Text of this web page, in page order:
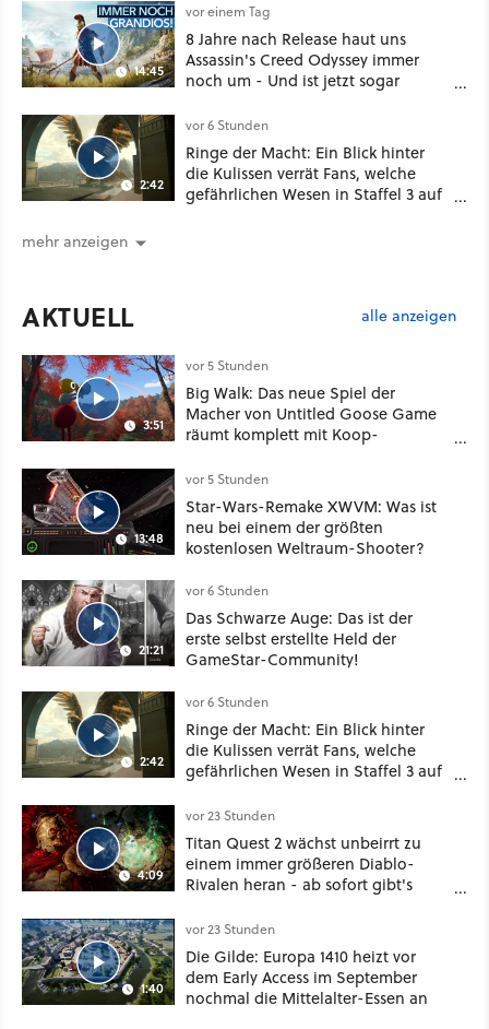
14:45
vor einem Tag
8 Jahre nach Release haut uns
Assassin's Creed Odyssey immer
noch um - Und ist jetzt sogar
2:42
vor 6 Stunden
Ringe der Macht: Ein Blick hinter
die Kulissen verrät Fans, welche
gefährlichen Wesen in Staffel 3 auf
mehr anzeigen
AKTUELL alle anzeigen
3:51
vor 5 Stunden
Big Walk: Das neue Spiel der
Macher von Untitled Goose Game
räumt komplett mit Koop-
13:48
vor 5 Stunden
Star-Wars-Remake XWVM: Was ist
neu bei einem der größten
kostenlosen Weltraum-Shooter?
21:21
vor 6 Stunden
Das Schwarze Auge: Das ist der
erste selbst erstellte Held der
GameStar-Community!
2:42
vor 6 Stunden
Ringe der Macht: Ein Blick hinter
die Kulissen verrät Fans, welche
gefährlichen Wesen in Staffel 3 auf
4:09
vor 23 Stunden
Titan Quest 2 wächst unbeirrt zu
einem immer größeren Diablo-
Rivalen heran - ab sofort gibt's
Klasse
1:40
vor 23 Stunden
Die Gilde: Europa 1410 heizt vor
dem Early Access im September
nochmal die Mittelalter-Essen an